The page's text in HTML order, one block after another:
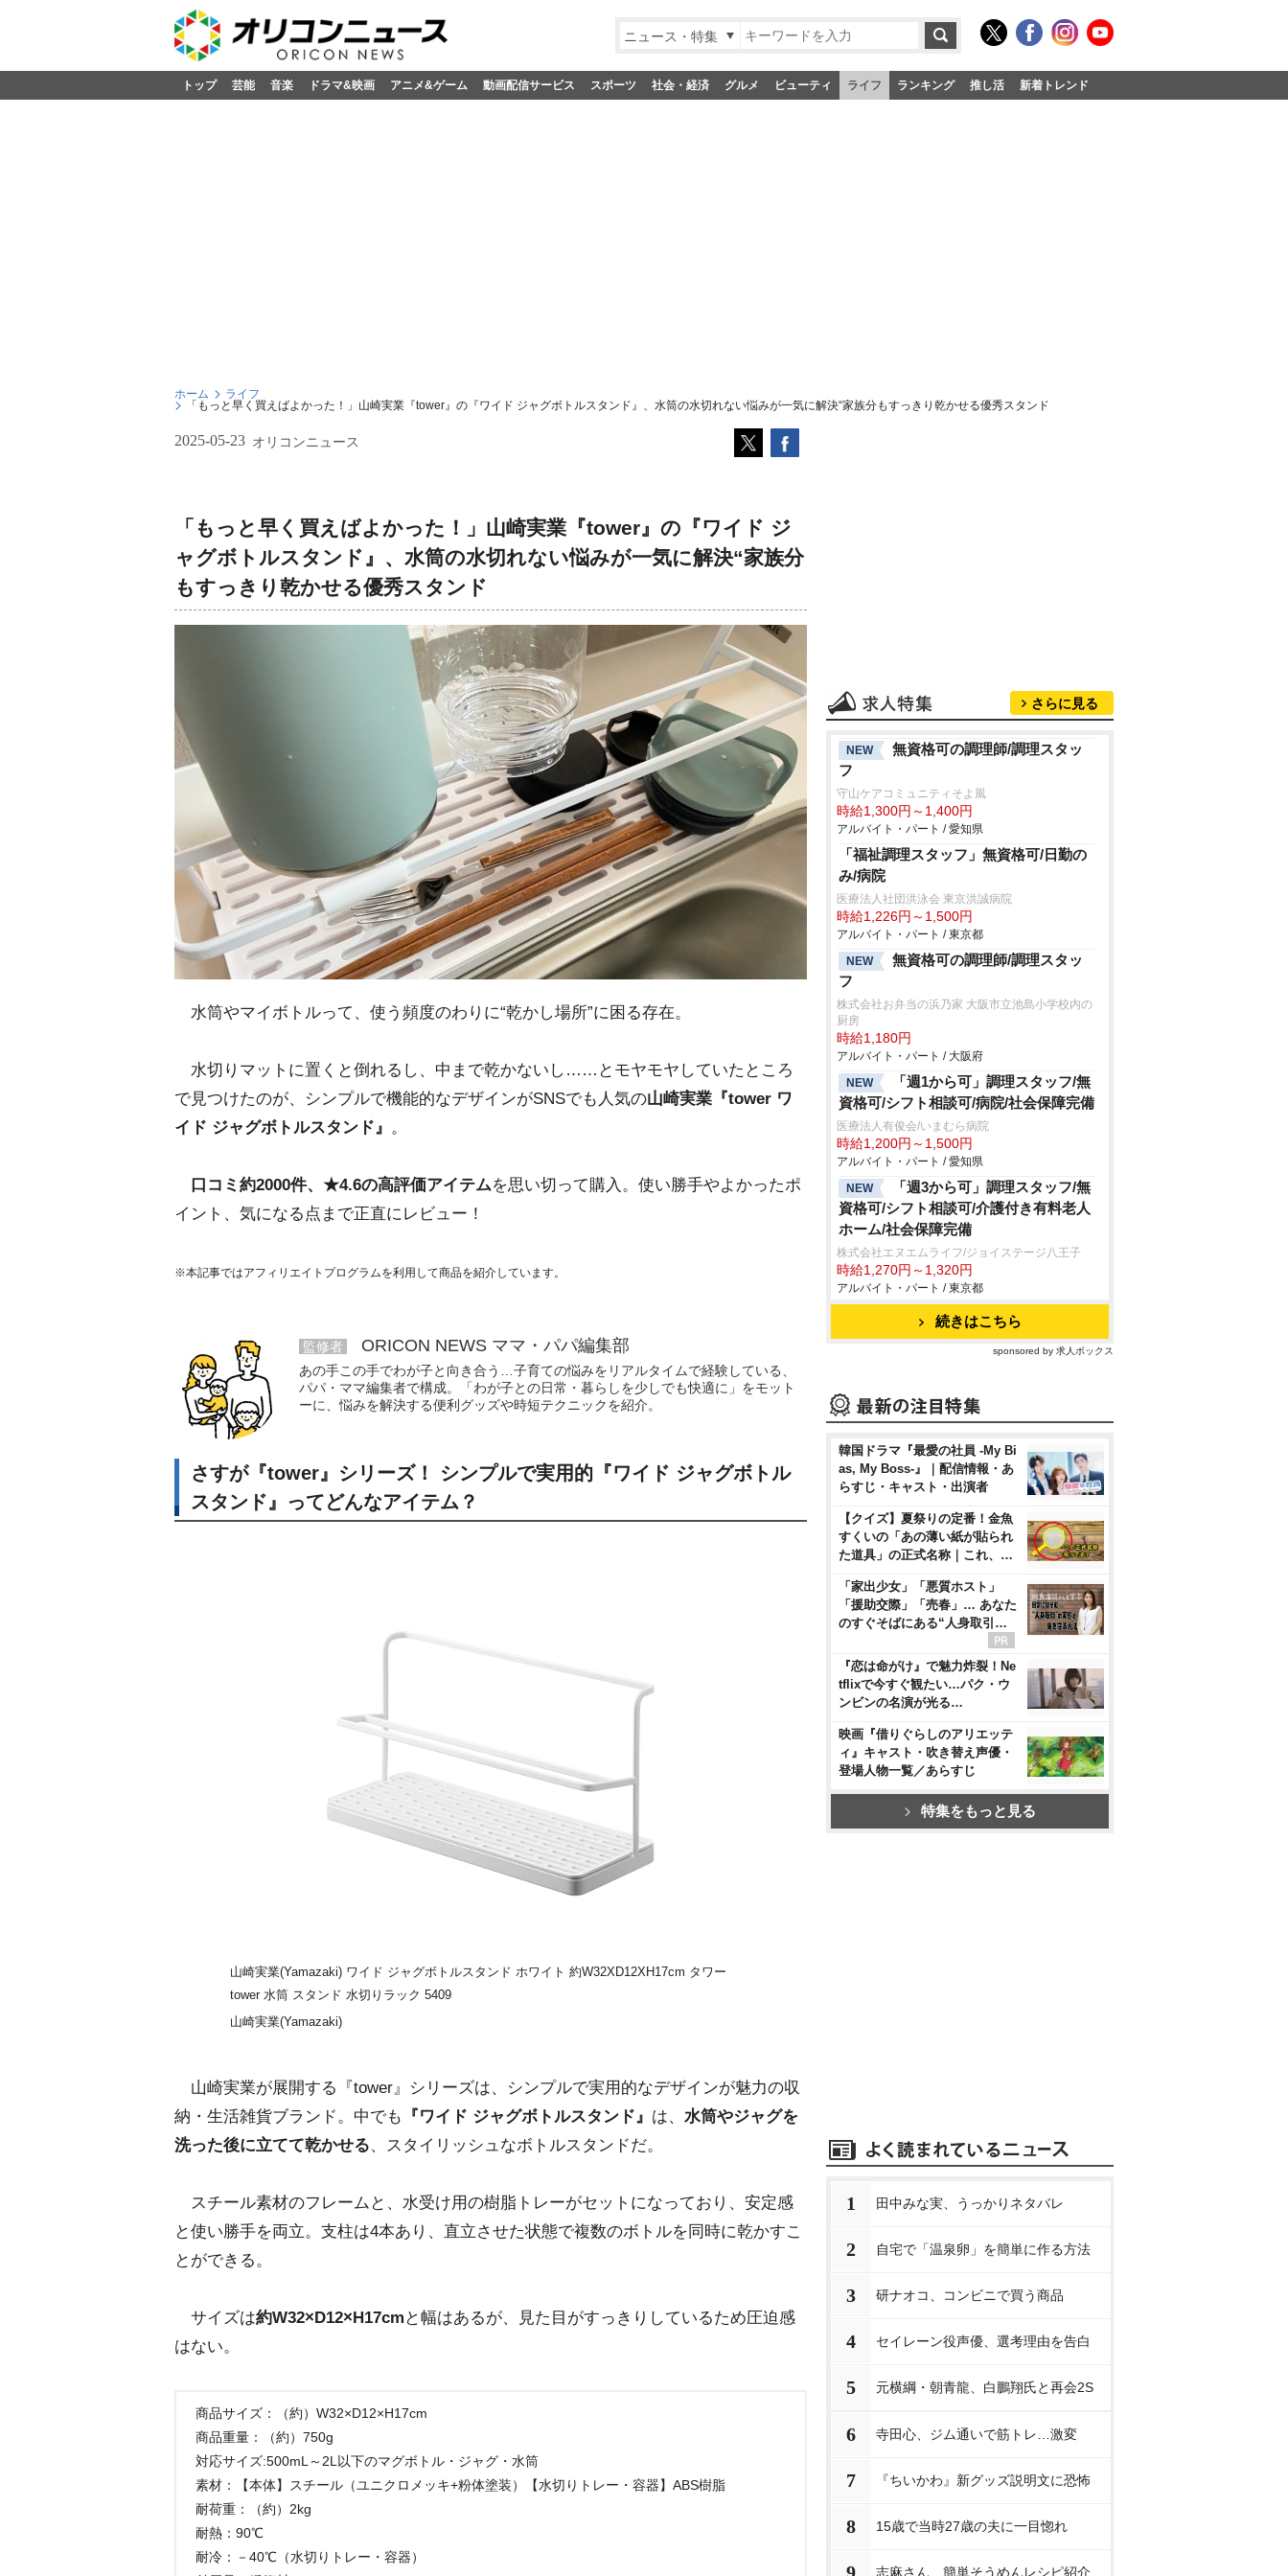
ニュース・特集
トップ 芸能 音楽 ドラマ&映画 アニメ&ゲーム 動画配信サービス スポーツ 社会・経済 グルメ ビューティ ライフ ランキング 推し活 新着トレンド
ホーム
ライフ
「もっと早く買えばよかった！」山崎実業『tower』の『ワイド ジャグボトルスタンド』、水筒の水切れない悩みが一気に解決“家族分もすっきり乾かせる優秀スタンド
2025-05-23 オリコンニュース
「もっと早く買えばよかった！」山崎実業『tower』の『ワイド ジ
ャグボトルスタンド』、水筒の水切れない悩みが一気に解決“家族分
もすっきり乾かせる優秀スタンド
水筒やマイボトルって、使う頻度のわりに“乾かし場所”に困る存在。
水切りマットに置くと倒れるし、中まで乾かないし……とモヤモヤしていたところ
で見つけたのが、シンプルで機能的なデザインがSNSでも人気の山崎実業『tower ワ
イド ジャグボトルスタンド』 。
口コミ約2000件、★4.6の高評価アイテムを思い切って購入。使い勝手やよかったポ
イント、気になる点まで正直にレビュー！
※本記事ではアフィリエイトプログラムを利用して商品を紹介しています。
監修者 ORICON NEWS ママ・パパ編集部
あの手この手でわが子と向き合う…子育ての悩みをリアルタイムで経験している、
パパ・ママ編集者で構成。「わが子との日常・暮らしを少しでも快適に」をモット
ーに、悩みを解決する便利グッズや時短テクニックを紹介。
さすが『tower』シリーズ！ シンプルで実用的『ワイド ジャグボトル
スタンド』ってどんなアイテム？
山崎実業(Yamazaki) ワイド ジャグボトルスタンド ホワイト 約W32XD12XH17cm タワー
tower 水筒 スタンド 水切りラック 5409
山崎実業(Yamazaki)
山崎実業が展開する『tower』シリーズは、シンプルで実用的なデザインが魅力の収
納・生活雑貨ブランド。中でも
『ワイド ジャグボトルスタンド』 は、 水筒やジャグを
洗った後に立てて乾かせる、スタイリッシュなボトルスタンドだ。
スチール素材のフレームと、水受け用の樹脂トレーがセットになっており、安定感
と使い勝手を両立。支柱は4本あり、直立させた状態で複数のボトルを同時に乾かすこ
とができる。
サイズは約W32×D12×H17cm と幅はあるが、見た目がすっきりしているため圧迫感
はない。
商品サイズ：（約）W32×D12×H17cm
商品重量：（約）750g
対応サイズ:500mL～2L以下のマグボトル・ジャグ・水筒
素材：【本体】スチール（ユニクロメッキ+粉体塗装）【水切りトレー・容器】ABS樹脂
耐荷重：（約）2kg
耐熱：90℃
耐冷：－40℃（水切りトレー・容器）
さらに見る
NEW
無資格可の調理師/調理スタッ
フ
守山ケアコミュニティそよ風
時給1,300円～1,400円
アルバイト・パート / 愛知県
「福祉調理スタッフ」無資格可/日勤の
み/病院
医療法人社団洪泳会 東京洪誠病院
時給1,226円～1,500円
アルバイト・パート / 東京都
NEW
無資格可の調理師/調理スタッ
フ
株式会社お弁当の浜乃家 大阪市立池島小学校内の
厨房
時給1,180円
アルバイト・パート / 大阪府
NEW
「週1から可」調理スタッフ/無
資格可/シフト相談可/病院/社会保障完備
医療法人有俊会/いまむら病院
時給1,200円～1,500円
アルバイト・パート / 愛知県
NEW
「週3から可」調理スタッフ/無
資格可/シフト相談可/介護付き有料老人
ホーム/社会保障完備
株式会社エヌエムライフ/ジョイステージ八王子
時給1,270円～1,320円
アルバイト・パート / 東京都
続きはこちら
sponsored by 求人ボックス
韓国ドラマ『最愛の社員 -My Bi
as, My Boss-』｜配信情報・あ
らすじ・キャスト・出演者
【クイズ】夏祭りの定番！金魚
すくいの「あの薄い紙が貼られ
た道具」の正式名称｜これ、…
「家出少女」「悪質ホスト」
「援助交際」「売春」… あなた
のすぐそばにある“人身取引…
『恋は命がけ』で魅力炸裂！Ne
tflixで今すぐ観たい…パク・ウ
ンビンの名演が光る…
映画『借りぐらしのアリエッテ
ィ』キャスト・吹き替え声優・
登場人物一覧／あらすじ
特集をもっと見る
1 田中みな実、うっかりネタバレ
2 自宅で「温泉卵」を簡単に作る方法
3 研ナオコ、コンビニで買う商品
4 セイレーン役声優、選考理由を告白
5 元横綱・朝青龍、白鵬翔氏と再会2S
6 寺田心、ジム通いで筋トレ…激変
7 『ちいかわ』新グッズ説明文に恐怖
8 15歳で当時27歳の夫に一目惚れ
志麻さん、簡単そうめんレシピ紹介